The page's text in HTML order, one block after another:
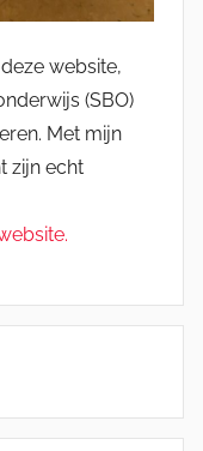
website,
(SBO)
Met mijn
zijn echt